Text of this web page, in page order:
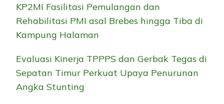
KP2MI Fasilitasi Pemulangan dan
Rehabilitasi PMI asal Brebes hingga Tiba di
Kampung Halaman
Evaluasi Kinerja TPPPS dan Gerbak Tegas di
Sepatan Timur Perkuat Upaya Penurunan
Angka Stunting